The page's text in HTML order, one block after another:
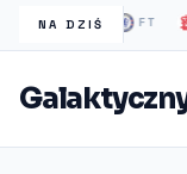
NA DZIŚ
Londyn FT